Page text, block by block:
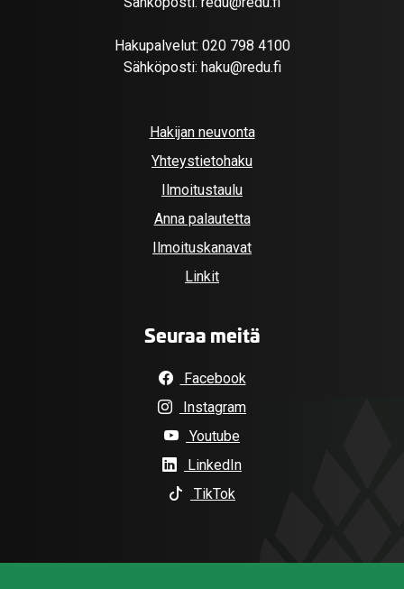
Hakupalvelut: 020 798 4100
Sähköposti: haku@redu.fi
Hakijan neuvonta
Yhteystietohaku
Ilmoitustaulu
Anna palautetta
Ilmoituskanavat
Linkit
Seuraa meitä
Facebook
Instagram
Youtube
LinkedIn
TikTok